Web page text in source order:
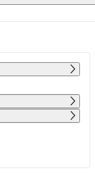
SO NE
87 789